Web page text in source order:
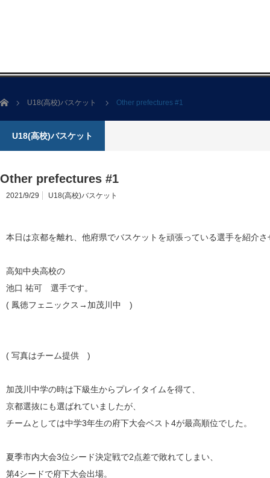
ホーム U18(高校)バスケット Other prefectures #1
U18(高校)バスケット
Other prefectures #1
2021/9/29 U18(高校)バスケット
本日は京都を離れ、他府県でバスケットを頑張っている選手を紹介
高知中央高校の
池口 祐可 選手です。
( 鳳徳フェニックス→加茂川中 )
( 写真はチーム提供 )
加茂川中学の時は下級生からプレイタイムを得て、
京都選抜にも選ばれていましたが、
チームとしては中学3年生の府下大会ベスト4が最高順位でした。
夏季市内大会3位シード決定戦で2点差で敗れてしまい、
第4シードで府下大会出場。